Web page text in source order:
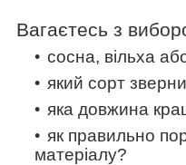
Вагаєтесь з
сосна, вільха
який сорт
яка довжина
як правильно
матеріалу?